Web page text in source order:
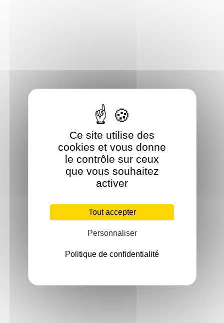
Ce site utilise des
cookies et vous donne
le contrôle sur ceux
que vous souhaitez
activer
Tout accepter
Personnaliser
Politique de confidentialité